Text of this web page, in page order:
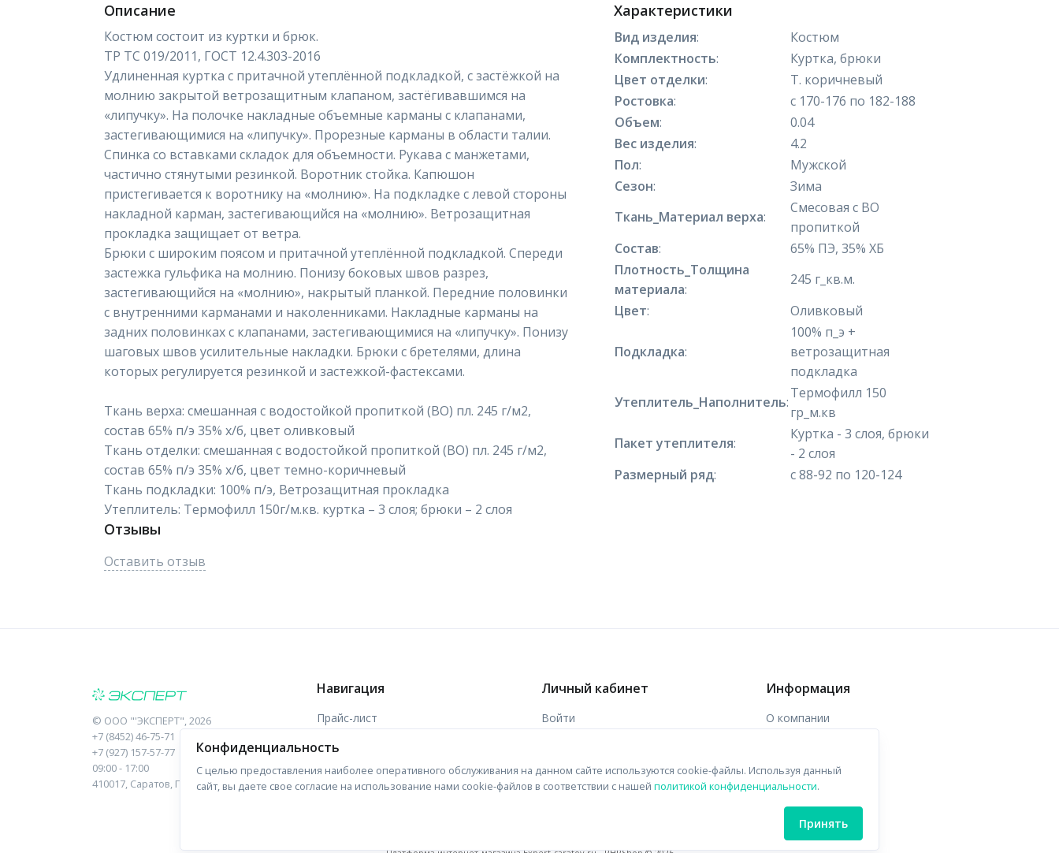
Описание
Костюм состоит из куртки и брюк.
ТР ТС 019/2011, ГОСТ 12.4.303-2016
Удлиненная куртка с притачной утеплённой подкладкой, с застёжкой на
молнию закрытой ветрозащитным клапаном, застёгивавшимся на
«липучку». На полочке накладные объемные карманы с клапанами,
застегивающимися на «липучку». Прорезные карманы в области талии.
Спинка со вставками складок для объемности. Рукава с манжетами,
частично стянутыми резинкой. Воротник стойка. Капюшон
пристегивается к воротнику на «молнию». На подкладке с левой стороны
накладной карман, застегивающийся на «молнию». Ветрозащитная
прокладка защищает от ветра.
Брюки с широким поясом и притачной утеплённой подкладкой. Спереди
застежка гульфика на молнию. Понизу боковых швов разрез,
застегивающийся на «молнию», накрытый планкой. Передние половинки
с внутренними карманами и наколенниками. Накладные карманы на
задних половинках с клапанами, застегивающимися на «липучку». Понизу
шаговых швов усилительные накладки. Брюки с бретелями, длина
которых регулируется резинкой и застежкой-фастексами.
Ткань верха: смешанная с водостойкой пропиткой (ВО) пл. 245 г/м2,
состав 65% п/э 35% х/б, цвет оливковый
Ткань отделки: смешанная с водостойкой пропиткой (ВО) пл. 245 г/м2,
состав 65% п/э 35% х/б, цвет темно-коричневый
Ткань подкладки: 100% п/э, Ветрозащитная прокладка
Утеплитель: Термофилл 150г/м.кв. куртка – 3 слоя; брюки – 2 слоя
Отзывы
Оставить отзыв
Характеристики
Вид изделия:
Костюм
Комплектность:
Куртка, брюки
Цвет отделки:
Т. коричневый
Ростовка:
с 170-176 по 182-188
Объем:
0.04
Вес изделия:
4.2
Пол:
Мужской
Сезон:
Зима
Ткань_Материал верха:
Смесовая с ВО
пропиткой
Состав:
65% ПЭ, 35% ХБ
Плотность_Толщина
материала:
245 г_кв.м.
Цвет: Оливковый
Подкладка:
100% п_э +
ветрозащитная
подкладка
Утеплитель_Наполнитель:
Термофилл 150
гр_м.кв
Пакет утеплителя:
Куртка - 3 слоя, брюки
- 2 слоя
Размерный ряд: с 88-92 по 120-124
© ООО "'ЭКСПЕРТ", 2026
+7 (8452) 46-75-71
+7 (927) 157-57-77
09:00 - 17:00
410017, Саратов, Пугачева, 10 к1, оф.23
Навигация
Прайс-лист
Отзывы
Форма связи
Личный кабинет
Войти
Информация
О компании
Контакты
Конфиденциальность
С целью предоставления наиболее оперативного обслуживания на данном сайте используются cookie-файлы. Используя данный
сайт, вы даете свое согласие на использование нами cookie-файлов в соответствии с нашей политикой конфиденциальности.
Принять